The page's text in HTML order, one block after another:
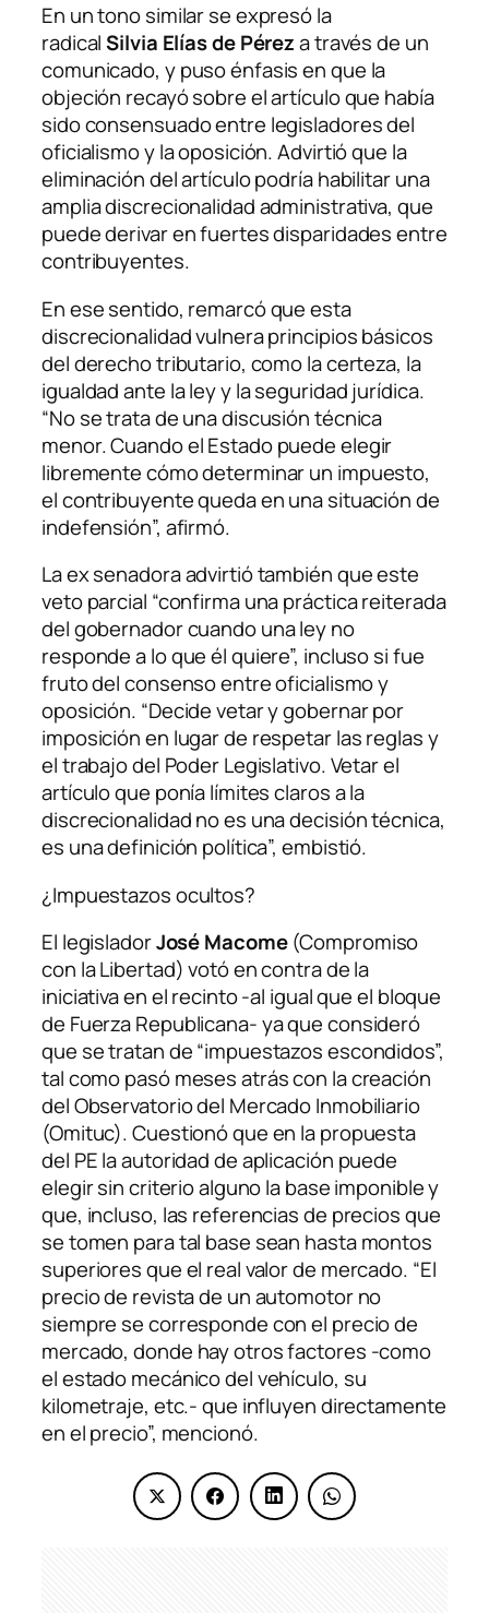
En un tono similar se expresó la
radicalSilvia Elías de Péreza través de un
comunicado, y puso énfasis en que la
objeción recayó sobre el artículo que había
sido consensuado entre legisladores del
oficialismo y la oposición. Advirtió que la
eliminación del artículo podría habilitar una
amplia discrecionalidad administrativa, que
puede derivar en fuertes disparidades entre
contribuyentes.
En ese sentido, remarcó que esta
discrecionalidad vulnera principios básicos
del derecho tributario, como la certeza, la
igualdad ante la ley y la seguridad jurídica.
“No se trata de una discusión técnica
menor. Cuando el Estado puede elegir
libremente cómo determinar un impuesto,
el contribuyente queda en una situación de
indefensión”, afirmó.
La ex senadora advirtió también que este
veto parcial “confirma una práctica reiterada
del gobernador cuando una ley no
responde a lo que él quiere”, incluso si fue
fruto del consenso entre oficialismo y
oposición. “Decide vetar y gobernar por
imposición en lugar de respetar las reglas y
el trabajo del Poder Legislativo. Vetar el
artículo que ponía límites claros a la
discrecionalidad no es una decisión técnica,
es una definición política”, embistió.
¿Impuestazos ocultos?
El legisladorJosé Macome(Compromiso
con la Libertad) votó en contra de la
iniciativa en el recinto -al igual que el bloque
de Fuerza Republicana- ya que consideró
que se tratan de “impuestazos escondidos”,
tal como pasó meses atrás con la creación
del Observatorio del Mercado Inmobiliario
(Omituc). Cuestionó que en la propuesta
del PE la autoridad de aplicación puede
elegir sin criterio alguno la base imponible y
que, incluso, las referencias de precios que
se tomen para tal base sean hasta montos
superiores que el real valor de mercado. “El
precio de revista de un automotor no
siempre se corresponde con el precio de
mercado, donde hay otros factores -como
el estado mecánico del vehículo, su
kilometraje, etc.- que influyen directamente
en el precio”, mencionó.